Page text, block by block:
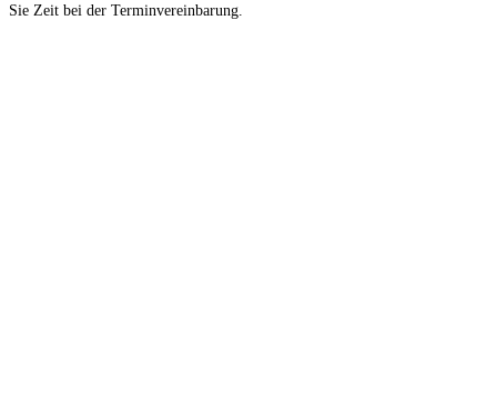
Sie Zeit bei der Terminvereinbarung.